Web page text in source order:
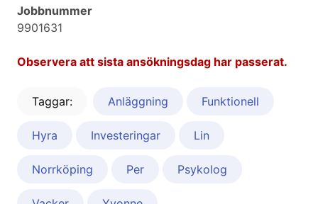
Jobbnummer
9901631
Observera att sista ansökningsdag har passerat.
Taggar: Anläggning Funktionell
Hyra Investeringar Lin
Norrköping Per Psykolog